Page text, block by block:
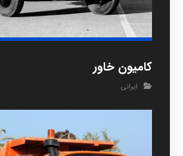
کامیون خاور
ایرانی